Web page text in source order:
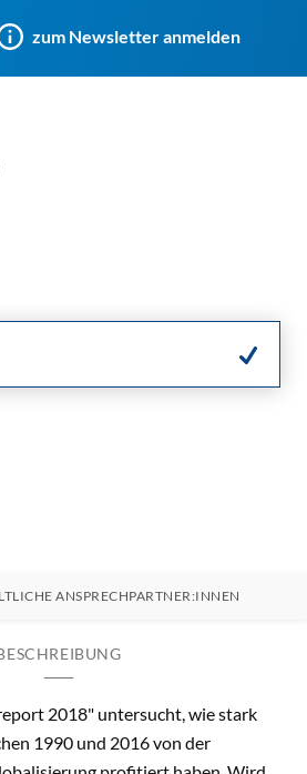
zum Newsletter anmelden
ANSPRECHPARTNER:INNEN
2018" untersucht, wie stark
1990 und 2016 von der